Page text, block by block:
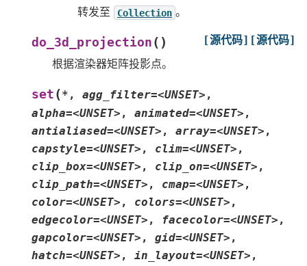
转发至
Collection 。
do_3d_projection ( ) [源代码]
[源代码]
根据渲染器矩阵投影点。
set (* , agg_filter=<UNSET> ,
alpha=<UNSET> , animated=<UNSET> ,
antialiased=<UNSET> , array=<UNSET> ,
capstyle=<UNSET> , clim=<UNSET> ,
clip_box=<UNSET> , clip_on=<UNSET> ,
clip_path=<UNSET> , cmap=<UNSET> ,
color=<UNSET> , colors=<UNSET> ,
edgecolor=<UNSET> , facecolor=<UNSET> ,
gapcolor=<UNSET> , gid=<UNSET> ,
hatch=<UNSET> , in_layout=<UNSET> ,